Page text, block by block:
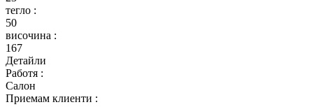
тегло :
50
височина :
167
Детайли
Работя :
Салон
Приемам клиенти :